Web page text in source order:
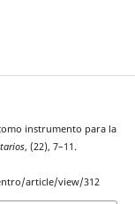
instrumento para la
, (22), 7–11.
article/view/312